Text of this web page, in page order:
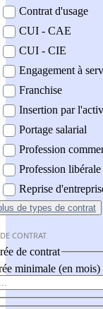
Contrat d'usage
CUI - CAE
CUI - CIE
Engagement à
Franchise
Insertion par
Portage salarial
Profession
Profession libérale
Reprise
de types de contrat
CONTRAT
de contrat
minimale (en mois)